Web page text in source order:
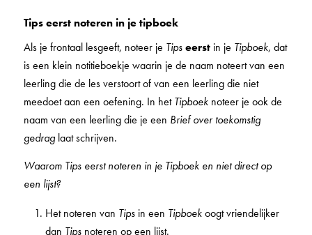
Tips eerst noteren in je tipboek
Als je frontaal lesgeeft, noteer je Tips eerstin je Tipboek, dat
is een klein notitieboekje waarin je de naam noteert van een
leerling die de les verstoort of van een leerling die niet
meedoet aan een oefening. In hetTipboeknoteer je ook de
naam van een leerling die je een Brief over toekomstig
gedraglaat schrijven.
Waarom Tips eerst noteren in je Tipboek en niet direct op
een lijst?
Het noteren van Tipsin een Tipboekoogt vriendelijker
dan Tipsnoteren op een lijst.